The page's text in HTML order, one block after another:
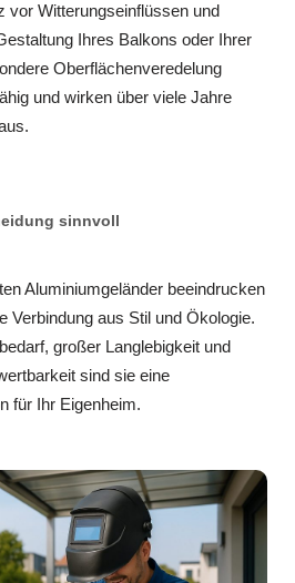
vor Witterungseinflüssen und
Ihres Balkons oder Ihrer
Oberflächenveredelung
und wirken über viele Jahre
sinnvoll
Aluminiumgeländer beeindrucken
Verbindung aus Stil und Ökologie.
großer Langlebigkeit und
sind sie eine
für Ihr Eigenheim.